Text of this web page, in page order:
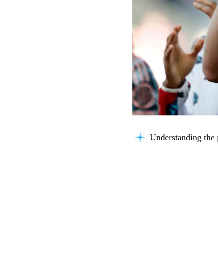
Understanding the